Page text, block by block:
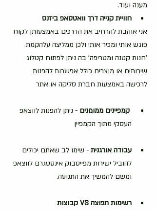
מענה ועוד.
חוויית קנייה דרך וואטסאפ ביזנס
אני אוהבת להרחיב את הדרכים באמצעותן לקוח
פוגש אותי ומכיר אותי ולכן ממליצה עלהקמת
'חנות קטנה ומטריפה' בה ניתן לפתוח קטלוג
שירותים או מוצרים כולל אפשרות להפנות
לרכישה באמצעות חברת סליקה או אתר
קמפיינים ממומנים - ניתן להפנות לווצאפ
העסקי מתוך הקמפיין
עבודה אורגנית - שימו לב שאתם יכולים
להוביל ישירות מפייסבוק אינסטגרם לווצאפ
ומשם להמשיך את התנועה.
רשימות תפוצה VS קבוצות